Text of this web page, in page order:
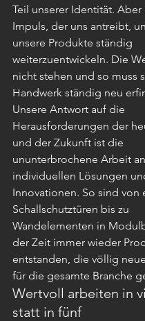
Teil unserer Identität. Aber
Impuls, der uns antreibt,
unsere Produkte ständig
weiterzuentwickeln. Die
nicht stehen und so muss
Handwerk ständig neu
Unsere Antwort auf die
Herausforderungen der
und der Zukunft ist die
ununterbrochene Arbeit an
individuellen Lösungen
Innovationen. So sind von
Schallschutztüren bis zu
Wandelementen in
der Zeit immer wieder
entstanden, die völlig
für die gesamte Branche
Wertvoll arbeiten in
statt in fünf